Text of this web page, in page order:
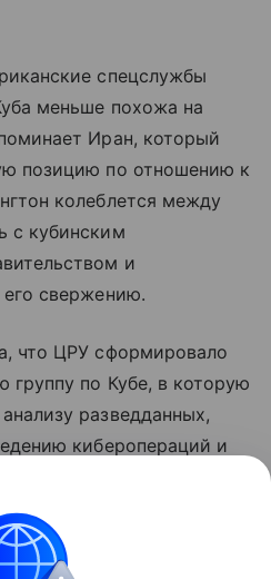
спецслужбы
меньше похожа на
Иран, который
позицию по отношению к
колеблется между
с кубинским
и
его свержению.
что ЦРУ сформировало
группу по Кубе, в которую
разведданных,
киберопераций и
элите Кубы и
к власти политиков,
американского